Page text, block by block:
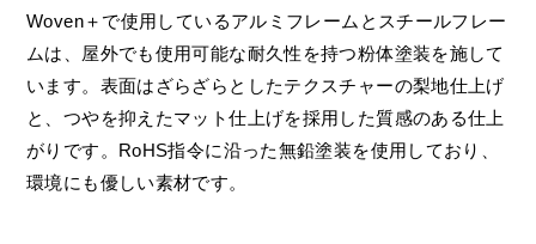
Woven＋で使用しているアルミフレームとスチールフレー
ムは、屋外でも使用可能な耐久性を持つ粉体塗装を施して
います。表面はざらざらとしたテクスチャーの梨地仕上げ
と、つやを抑えたマット仕上げを採用した質感のある仕上
がりです。RoHS指令に沿った無鉛塗装を使用しており、
環境にも優しい素材です。